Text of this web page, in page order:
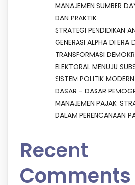
MANAJEMEN SUMBER
DAN PRAKTIK
STRATEGI PENDIDIKAN
GENERASI ALPHA DI ERA
TRANSFORMASI
ELEKTORAL MENUJU
SISTEM POLITIK MODERN
DASAR – DASAR
MANAJEMEN PAJAK:
DALAM PERENCANAAN
Recent
Comments